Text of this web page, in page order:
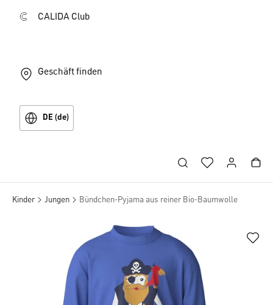
CALIDA Club
Geschäft finden
DE (de)
Kinder Jungen Bündchen-Pyjama aus reiner Bio-Baumwolle